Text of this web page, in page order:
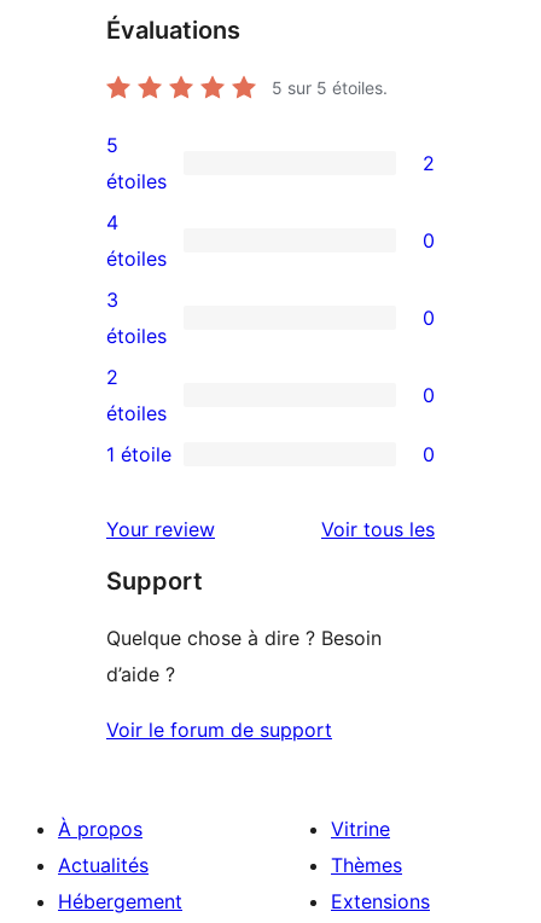
Évaluations
5 sur 5 étoiles.
2
avis
à
5
étoiles
5
étoiles
2
0
avis
à
4
étoile
4
étoiles
0
0
avis
à
3
3
étoiles
0
0
avis
2
2
étoiles
0
à
1
1 étoile 0
Your review Voir tous lesavis
Support
Quelque chose à dire ? Besoin
d’aide ?
Voir le forum de support
À propos
Actualités
Hébergement
Vitrine
Thèmes
Extensions